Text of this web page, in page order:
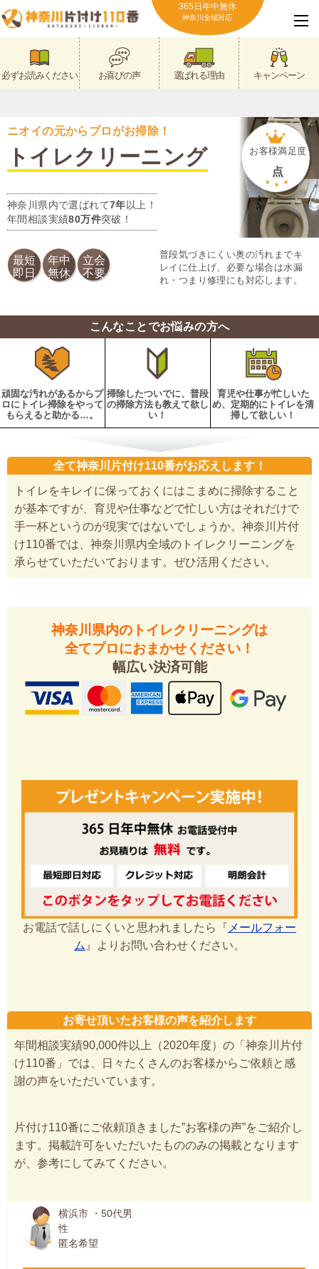
365日年中無休
神奈川全域対応
必ずお読みください お喜びの声 選ばれる理由 キャンペーン
ニオイの元からプロがお掃除！
トイレクリーニング
神奈川県内で選ばれて7年以上！
年間相談実績80万件突破！
お客様満足度
点
最短
即日
年中
無休
立会
不要
普段気づきにくい奥の汚れまでキ
レイに仕上げ、必要な場合は水漏
れ・つまり修理にも対応します。
こんなことでお悩みの方へ
頑固な汚れがあるからプ
ロにトイレ掃除をやって
もらえると助かる…。
掃除したついでに、普段
の掃除方法も教えて欲し
い！
育児や仕事が忙しいた
め、定期的にトイレを清
掃して欲しい！
全て神奈川片付け110番がお応えします！
トイレをキレイに保っておくにはこまめに掃除すること
が基本ですが、育児や仕事などで忙しい方はそれだけで
手一杯というのが現実ではないでしょうか。神奈川片付
け110番では、神奈川県内全域のトイレクリーニングを
承らせていただいております。ぜひ活用ください。
神奈川県内のトイレクリーニングは
全てプロにおまかせください！
幅広い決済可能
お電話で話しにくいと思われましたら『 メールフォー
ム 』よりお問い合わせください。
お寄せ頂いたお客様の声を紹介します
年間相談実績90,000件以上（2020年度）の「神奈川片付
け110番」では、日々たくさんのお客様からご依頼と感
謝の声をいただいています。
片付け110番にご依頼頂きました”お客様の声”をご紹介し
ます。掲載許可をいただいたもののみの掲載となります
が、参考にしてみてください。
横浜市 ・50代男
性
匿名希望